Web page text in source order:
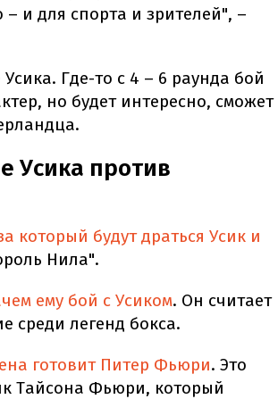
и для спорта и зрителей", –
Где-то с 4 – 6 раунда бой
но будет интересно, сможет
Усика против
который будут драться Усик и
Нила".
ему бой с Усиком. Он считает
среди легенд бокса.
готовит Питер Фьюри. Это
Тайсона Фьюри, который